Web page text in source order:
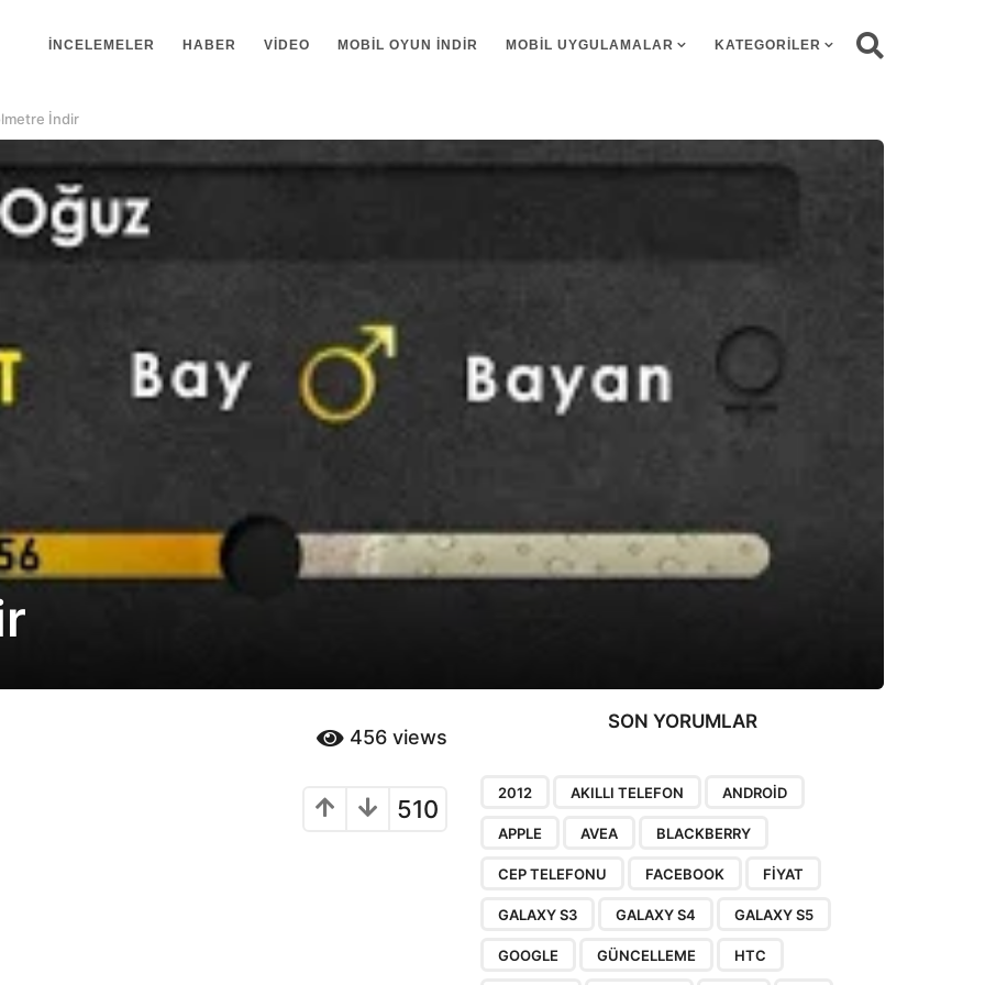
İNCELEMELER HABER VIDEO MOBIL OYUN INDIR MOBIL UYGULAMALAR KATEGORILER
İndir
456 views
510
SON YORUMLAR
2012 AKILLI TELEFON ANDROID
APPLE AVEA BLACKBERRY
CEP TELEFONU FACEBOOK FIYAT
GALAXY S3 GALAXY S4 GALAXY S5
GOOGLE GÜNCELLEME HTC